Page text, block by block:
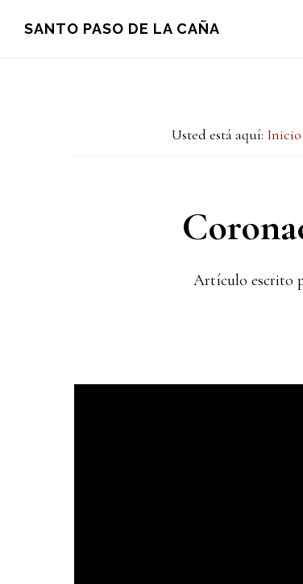
SANTO PASO DE LA CAÑA
Usted está aquí: Inicio
Artículo escrito